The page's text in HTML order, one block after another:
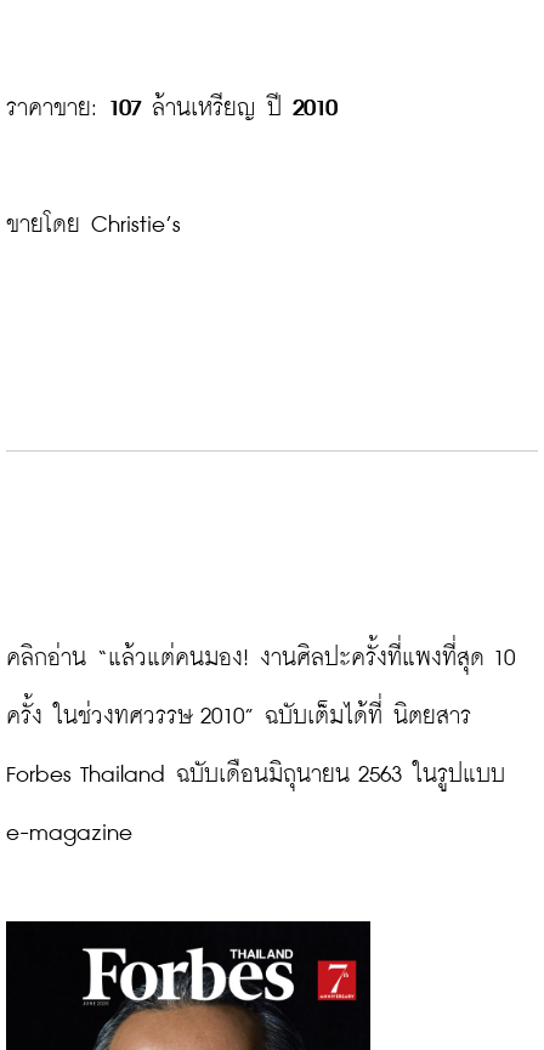
ราคาขาย: 107 ล้านเหรียญ ปี 2010
ขายโดย Christie’s
คลิกอ่าน “แล้วแต่คนมอง! งานศิลปะครั้งที่แพงที่สุด 10
ครั้ง ในช่วงทศวรรษ 2010” ฉบับเต็มได้ที่ นิตยสาร
Forbes Thailand ฉบับเดือนมิถุนายน 2563 ในรูปแบบ
e-magazine